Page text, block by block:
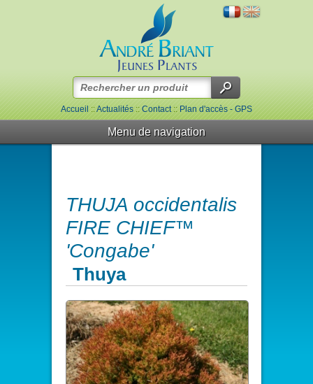
Accueil::Actualités::Contact::Plan d'accès - GPS
Menu de navigation
THUJA occidentalis
FIRE CHIEF™
'Congabe'
Thuya